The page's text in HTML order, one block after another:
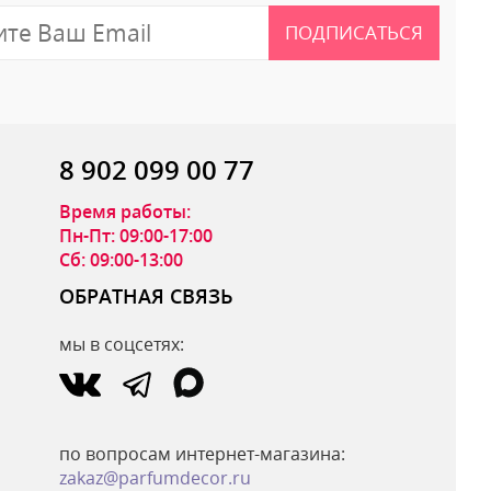
ОТПРАВИТЬ ОТЗЫВ
ПОДПИСАТЬСЯ
8 902 099 00 77
Время работы:
Пн-Пт: 09:00-17:00
Сб: 09:00-13:00
ОБРАТНАЯ СВЯЗЬ
мы в соцсетях:
по вопросам интернет-магазина:
zakaz@parfumdecor.ru